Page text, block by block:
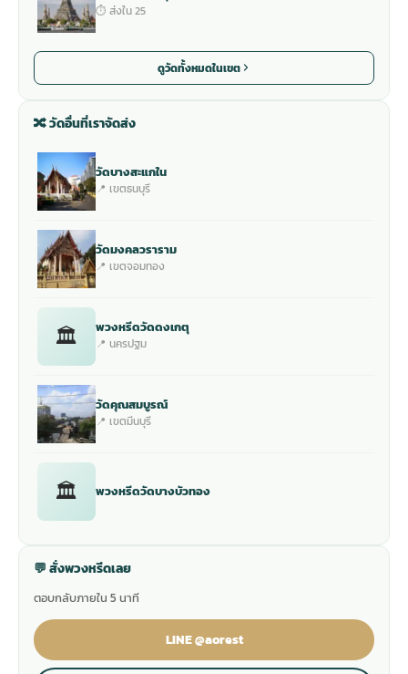
⏱ ส่งใน 25
ดูวัดทั้งหมดในเขต
🔀 วัดอื่นที่เราจัดส่ง
วัดบางสะแกใน
📍 เขตธนบุรี
วัดมงคลวราราม
📍 เขตจอมทอง
🏛 พวงหรีดวัดดงเกตุ
📍 นครปฐม
วัดคุณสมบูรณ์
📍 เขตมีนบุรี
🏛 พวงหรีดวัดบางบัวทอง
💬 สั่งพวงหรีดเลย
ตอบกลับภายใน 5 นาที
LINE @aorest